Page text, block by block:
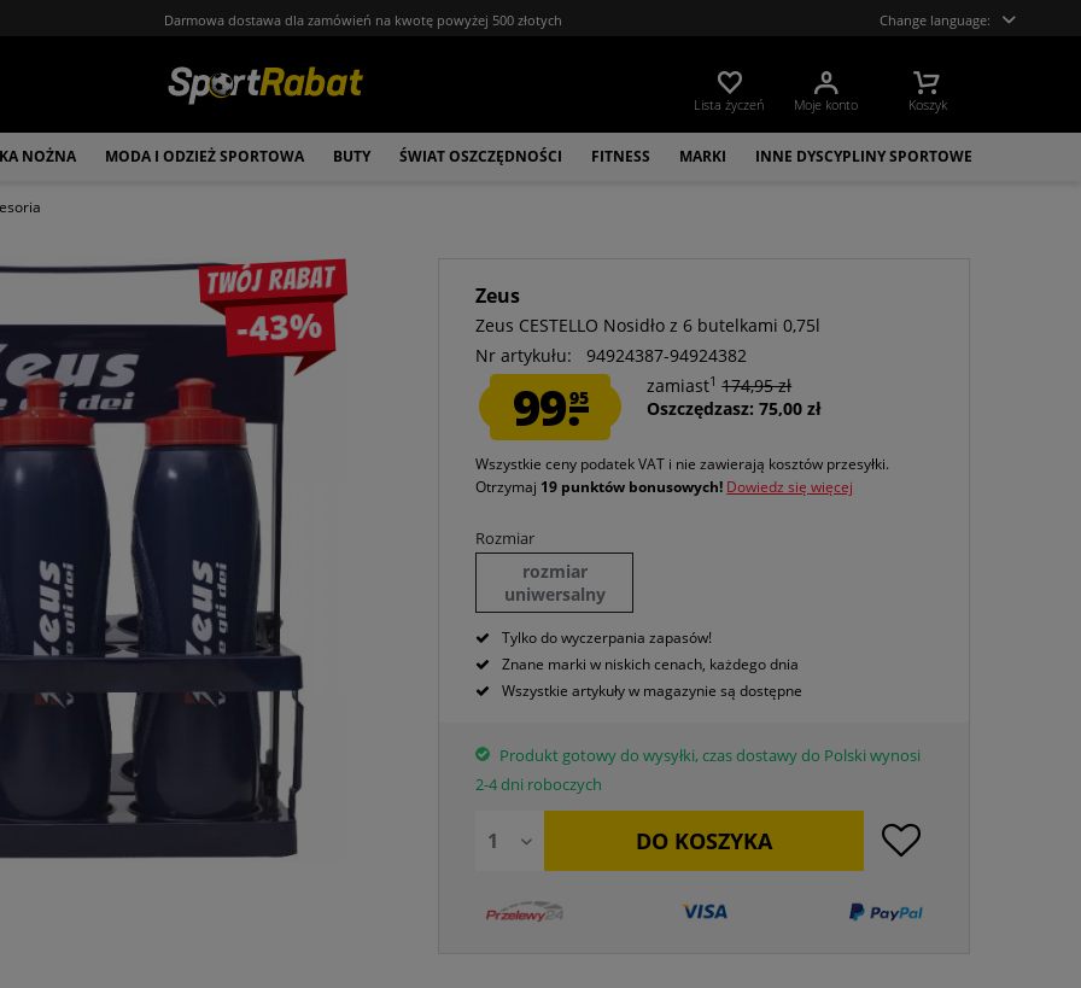
Darmowa dostawa dla zamówień na kwotę powyżej 500 złotych Change language:
Lista życzeń Moje konto Koszyk
NOŻNA MODA I ODZIEŻ SPORTOWA BUTY ŚWIAT OSZCZĘDNOŚCI FITNESS MARKI INNE DYSCYPLINY SPORTOWE
Twój rabat
-43%
Zeus
Zeus CESTELLO Nosidło z 6 butelkami 0,75l
Nr artykułu:
94924387-94924382
99.95
zamiast1 174,95 zł
Oszczędzasz: 75,00 zł
Wszystkie ceny podatek VAT i nie zawierają kosztów przesyłki.
Otrzymaj 19 punktów bonusowych! Dowiedz się więcej
Rozmiar
rozmiar
uniwersalny
Tylko do wyczerpania zapasów!
Znane marki w niskich cenach, każdego dnia
Wszystkie artykuły w magazynie są dostępne
Produkt gotowy do wysyłki, czas dostawy do Polski wynosi
2-4 dni roboczych
DO KOSZYKA